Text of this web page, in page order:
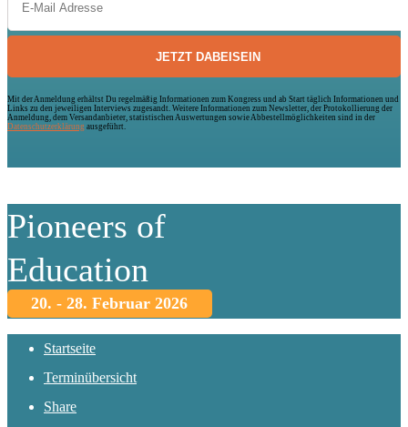
Mit der Anmeldung erhältst Du regelmäßig Informationen zum Kongress und ab Start täglich Informationen und
Links zu den jeweiligen Interviews zugesandt. Weitere Informationen zum Newsletter, der Protokollierung der
Anmeldung, dem Versandanbieter, statistischen Auswertungen sowie Abbestellmöglichkeiten sind in der
Datenschutzerklärung ausgeführt.
Pioneers of
Education
20. - 28. Februar 2026
Startseite
Terminübersicht
Share